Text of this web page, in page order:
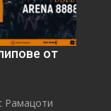
от
Рамацоти